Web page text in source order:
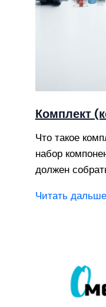
Комплект
Что такое
набор
должен
Читать